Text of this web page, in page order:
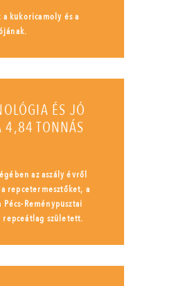
kukoricamoly és a
ÉS JÓ
4,84 TONNÁS
az aszály évről
repcetermesztőket, a
Reménypusztai
született.